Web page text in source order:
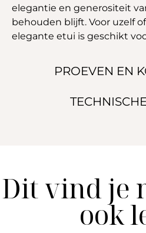
PROEVEN EN
elegantie en generositeit
behouden blijft. Voor uzelf
elegante etui is geschikt
Dit vind je
ook